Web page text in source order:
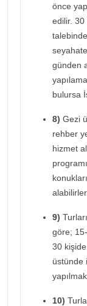
önce
edilir. 30
günden
bulursa
8) Gezi
rehber
hizmet
alabilirler.
9)
göre;
30
üstünde
10)